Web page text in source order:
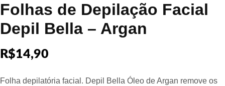
Folhas de Depilação Facial
Depil Bella – Argan
R$14,90
Folha depilatória facial. Depil Bella Óleo de Argan remove os